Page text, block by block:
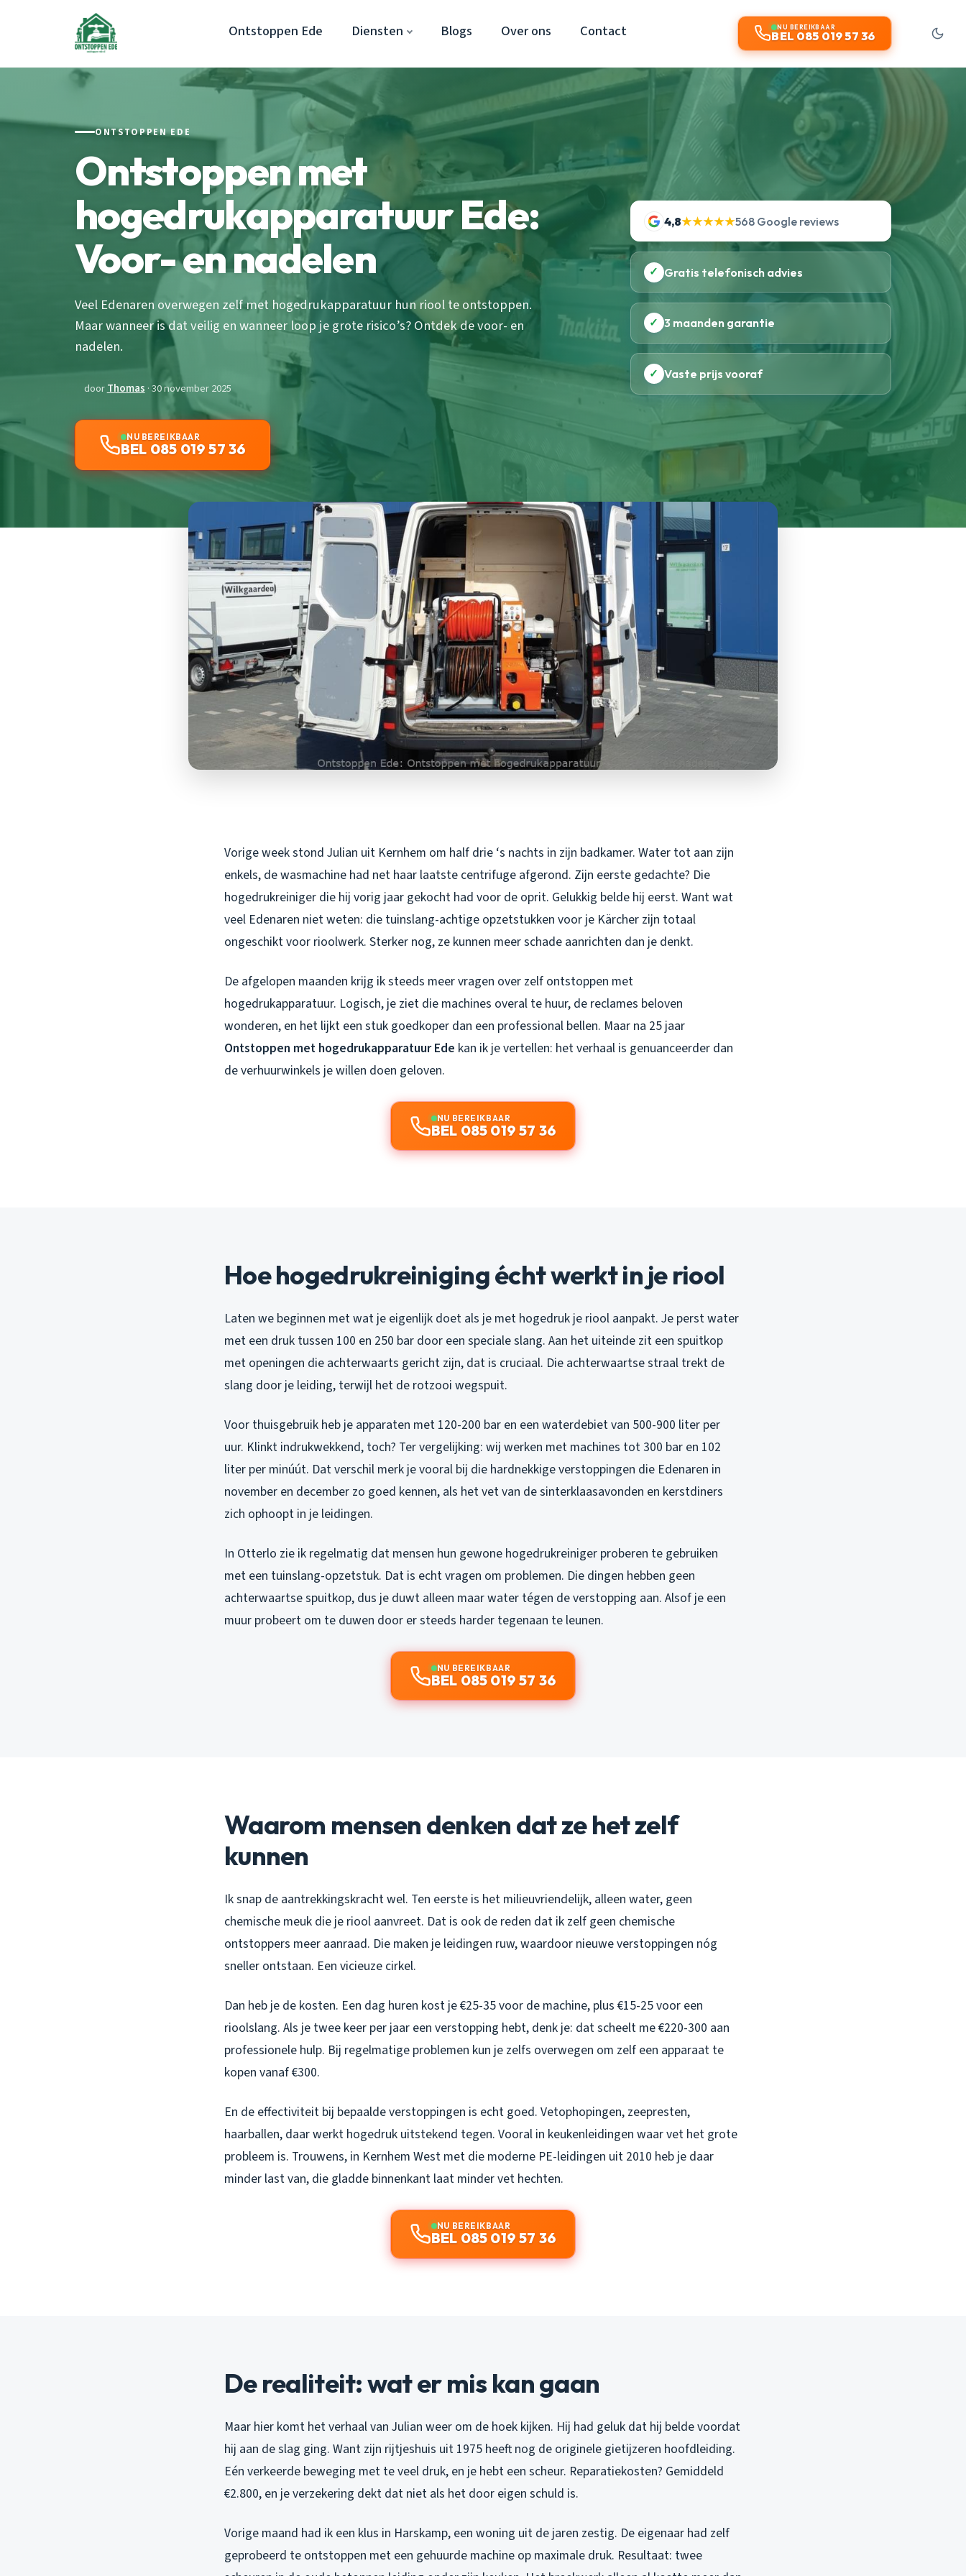
Ontstoppen Ede Diensten Blogs Over ons Contact NU BEREIKBAAR
BEL 085 019 57 36
ONTSTOPPEN EDE
Ontstoppen met
hogedrukapparatuur Ede:
Voor- en nadelen
Veel Edenaren overwegen zelf met hogedrukapparatuur hun riool te ontstoppen.
Maar wanneer is dat veilig en wanneer loop je grote risico’s? Ontdek de voor- en
nadelen.
doorThomas · 30 november 2025
NU BEREIKBAAR
BEL 085 019 57 36
4,8★★★★★568 Google reviews
✓ Gratis telefonisch advies
✓ 3 maanden garantie
✓ Vaste prijs vooraf
Vorige week stond Julian uit Kernhem om half drie ‘s nachts in zijn badkamer. Water tot aan zijn
enkels, de wasmachine had net haar laatste centrifuge afgerond. Zijn eerste gedachte? Die
hogedrukreiniger die hij vorig jaar gekocht had voor de oprit. Gelukkig belde hij eerst. Want wat
veel Edenaren niet weten: die tuinslang-achtige opzetstukken voor je Kärcher zijn totaal
ongeschikt voor rioolwerk. Sterker nog, ze kunnen meer schade aanrichten dan je denkt.
De afgelopen maanden krijg ik steeds meer vragen over zelf ontstoppen met
hogedrukapparatuur. Logisch, je ziet die machines overal te huur, de reclames beloven
wonderen, en het lijkt een stuk goedkoper dan een professional bellen. Maar na 25 jaar
Ontstoppen met hogedrukapparatuur Ede kan ik je vertellen: het verhaal is genuanceerder dan
de verhuurwinkels je willen doen geloven.
NU BEREIKBAAR
BEL 085 019 57 36
Hoe hogedrukreiniging écht werkt in je riool
Laten we beginnen met wat je eigenlijk doet als je met hogedruk je riool aanpakt. Je perst water
met een druk tussen 100 en 250 bar door een speciale slang. Aan het uiteinde zit een spuitkop
met openingen die achterwaarts gericht zijn, dat is cruciaal. Die achterwaartse straal trekt de
slang door je leiding, terwijl het de rotzooi wegspuit.
Voor thuisgebruik heb je apparaten met 120-200 bar en een waterdebiet van 500-900 liter per
uur. Klinkt indrukwekkend, toch? Ter vergelijking: wij werken met machines tot 300 bar en 102
liter per minúút. Dat verschil merk je vooral bij die hardnekkige verstoppingen die Edenaren in
november en december zo goed kennen, als het vet van de sinterklaasavonden en kerstdiners
zich ophoopt in je leidingen.
In Otterlo zie ik regelmatig dat mensen hun gewone hogedrukreiniger proberen te gebruiken
met een tuinslang-opzetstuk. Dat is echt vragen om problemen. Die dingen hebben geen
achterwaartse spuitkop, dus je duwt alleen maar water tégen de verstopping aan. Alsof je een
muur probeert om te duwen door er steeds harder tegenaan te leunen.
NU BEREIKBAAR
BEL 085 019 57 36
Waarom mensen denken dat ze het zelf
kunnen
Ik snap de aantrekkingskracht wel. Ten eerste is het milieuvriendelijk, alleen water, geen
chemische meuk die je riool aanvreet. Dat is ook de reden dat ik zelf geen chemische
ontstoppers meer aanraad. Die maken je leidingen ruw, waardoor nieuwe verstoppingen nóg
sneller ontstaan. Een vicieuze cirkel.
Dan heb je de kosten. Een dag huren kost je €25-35 voor de machine, plus €15-25 voor een
rioolslang. Als je twee keer per jaar een verstopping hebt, denk je: dat scheelt me €220-300 aan
professionele hulp. Bij regelmatige problemen kun je zelfs overwegen om zelf een apparaat te
kopen vanaf €300.
En de effectiviteit bij bepaalde verstoppingen is echt goed. Vetophopingen, zeepresten,
haarballen, daar werkt hogedruk uitstekend tegen. Vooral in keukenleidingen waar vet het grote
probleem is. Trouwens, in Kernhem West met die moderne PE-leidingen uit 2010 heb je daar
minder last van, die gladde binnenkant laat minder vet hechten.
NU BEREIKBAAR
BEL 085 019 57 36
De realiteit: wat er mis kan gaan
Maar hier komt het verhaal van Julian weer om de hoek kijken. Hij had geluk dat hij belde voordat
hij aan de slag ging. Want zijn rijtjeshuis uit 1975 heeft nog de originele gietijzeren hoofdleiding.
Eén verkeerde beweging met te veel druk, en je hebt een scheur. Reparatiekosten? Gemiddeld
€2.800, en je verzekering dekt dat niet als het door eigen schuld is.
Vorige maand had ik een klus in Harskamp, een woning uit de jaren zestig. De eigenaar had zelf
geprobeerd te ontstoppen met een gehuurde machine op maximale druk. Resultaat: twee